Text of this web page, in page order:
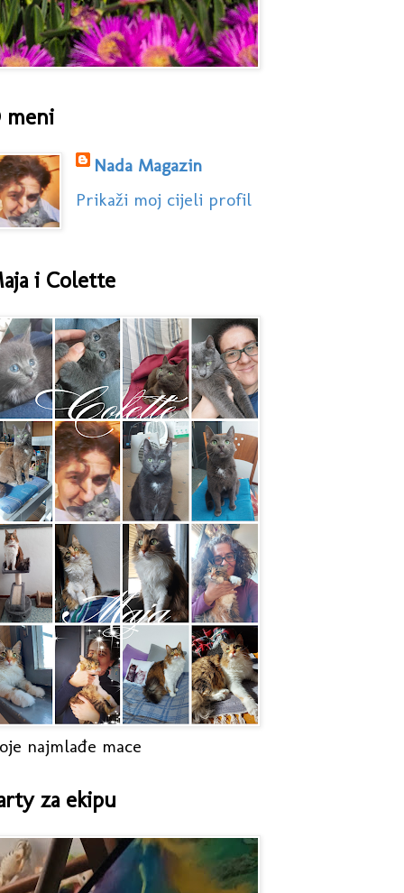
meni
Nada Magazin
Prikaži moj cijeli profil
i Colette
najmlađe mace
za ekipu